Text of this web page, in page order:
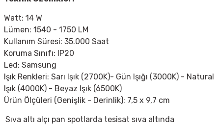
Watt: 14 W
Lümen: 1540 - 1750 LM
Kullanım Süresi: 35.000 Saat
Koruma Sınıfı: IP20
Led: Samsung
Işık Renkleri: Sarı Işık (2700K)- Gün Işığı (3000K) - Natural
Işık (4000K) - Beyaz Işık (6500K)
Ürün Ölçüleri (Genişlik - Derinlik): 7,5 x 9,7 cm
Sıva altı alçı pan spotlarda tesisat sıva altında